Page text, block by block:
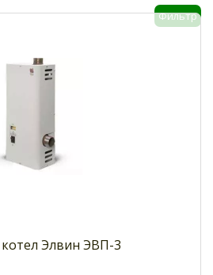
Фильтр
Элвин ЭВП-3